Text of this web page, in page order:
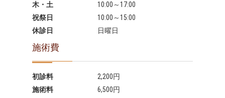
木・土
10:00～17:00
祝祭日
10:00～15:00
休診日
日曜日
施術費
初診料
2,200円
施術料
6,500円